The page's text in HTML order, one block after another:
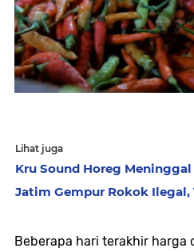
Lihat juga
Kru Sound Horeg
Jatim Gempur Rokok Ilegal,
Beberapa hari terakhir harga